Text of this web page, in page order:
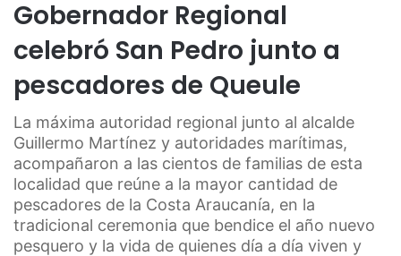
Gobernador Regional
celebró San Pedro junto a
pescadores de Queule
La máxima autoridad regional junto al alcalde
Guillermo Martínez y autoridades marítimas,
acompañaron a las cientos de familias de esta
localidad que reúne a la mayor cantidad de
pescadores de la Costa Araucanía, en la
tradicional ceremonia que bendice el año nuevo
pesquero y la vida de quienes día a día viven y